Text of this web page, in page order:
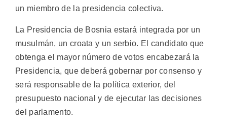
un miembro de la presidencia colectiva.
La Presidencia de Bosnia estará integrada por un
musulmán, un croata y un serbio. El candidato que
obtenga el mayor número de votos encabezará la
Presidencia, que deberá gobernar por consenso y
será responsable de la política exterior, del
presupuesto nacional y de ejecutar las decisiones
del parlamento.